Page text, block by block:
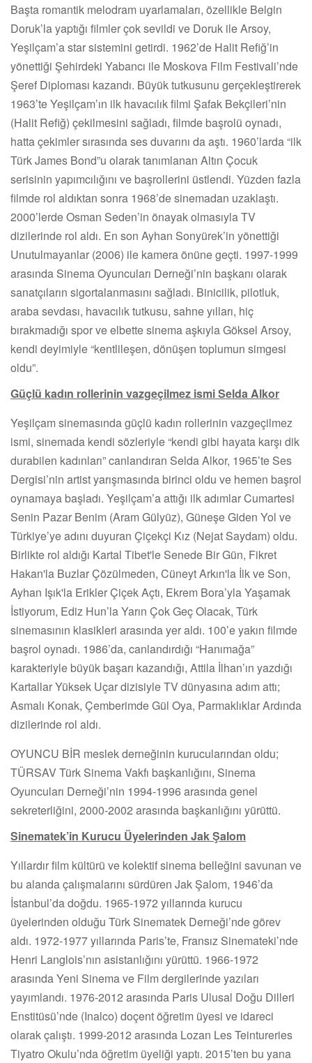
Başta romantik melodram uyarlamaları, özellikle Belgin
Doruk’la yaptığı filmler çok sevildi ve Doruk ile Arsoy,
Yeşilçam’a star sistemini getirdi. 1962’de Halit Refiğ’in
yönettiği Şehirdeki Yabancı ile Moskova Film Festivali’nde
Şeref Diploması kazandı. Büyük tutkusunu gerçekleştirerek
1963’te Yeşilçam’ın ilk havacılık filmi Şafak Bekçileri’nin
(Halit Refiğ) çekilmesini sağladı, filmde başrolü oynadı,
hatta çekimler sırasında ses duvarını da aştı. 1960’larda “ilk
Türk James Bond”u olarak tanımlanan Altın Çocuk
serisinin yapımcılığını ve başrollerini üstlendi. Yüzden fazla
filmde rol aldıktan sonra 1968’de sinemadan uzaklaştı.
2000’lerde Osman Seden’in önayak olmasıyla TV
dizilerinde rol aldı. En son Ayhan Sonyürek’in yönettiği
Unutulmayanlar (2006) ile kamera önüne geçti. 1997-1999
arasında Sinema Oyuncuları Derneği’nin başkanı olarak
sanatçıların sigortalanmasını sağladı. Binicilik, pilotluk,
araba sevdası, havacılık tutkusu, sahne yılları, hiç
bırakmadığı spor ve elbette sinema aşkıyla Göksel Arsoy,
kendi deyimiyle “kentlileşen, dönüşen toplumun simgesi
oldu”.
Güçlü kadın rollerinin vazgeçilmez ismi Selda Alkor
Yeşilçam sinemasında güçlü kadın rollerinin vazgeçilmez
ismi, sinemada kendi sözleriyle “kendi gibi hayata karşı dik
durabilen kadınları” canlandıran Selda Alkor, 1965’te Ses
Dergisi’nin artist yarışmasında birinci oldu ve hemen başrol
oynamaya başladı. Yeşilçam’a attığı ilk adımlar Cumartesi
Senin Pazar Benim (Aram Gülyüz), Güneşe Giden Yol ve
Türkiye’ye adını duyuran Çiçekçi Kız (Nejat Saydam) oldu.
Birlikte rol aldığı Kartal Tibet'le Senede Bir Gün, Fikret
Hakan'la Buzlar Çözülmeden, Cüneyt Arkın'la İlk ve Son,
Ayhan Işık'la Erikler Çiçek Açtı, Ekrem Bora’yla Yaşamak
İstiyorum, Ediz Hun’la Yarın Çok Geç Olacak, Türk
sinemasının klasikleri arasında yer aldı. 100’e yakın filmde
başrol oynadı. 1986’da, canlandırdığı “Hanımağa”
karakteriyle büyük başarı kazandığı, Attila İlhan’ın yazdığı
Kartallar Yüksek Uçar dizisiyle TV dünyasına adım attı;
Asmalı Konak, Çemberimde Gül Oya, Parmaklıklar Ardında
dizilerinde rol aldı.
OYUNCU BİR meslek derneğinin kurucularından oldu;
TÜRSAV Türk Sinema Vakfı başkanlığını, Sinema
Oyuncuları Derneği’nin 1994-1996 arasında genel
sekreterliğini, 2000-2002 arasında başkanlığını yürüttü.
Sinematek’in Kurucu Üyelerinden Jak Şalom
Yıllardır film kültürü ve kolektif sinema belleğini savunan ve
bu alanda çalışmalarını sürdüren Jak Şalom, 1946’da
İstanbul’da doğdu. 1965-1972 yıllarında kurucu
üyelerinden olduğu Türk Sinematek Derneği’nde görev
aldı. 1972-1977 yıllarında Paris’te, Fransız Sinemateki’nde
Henri Langlois’nın asistanlığını yürüttü. 1966-1972
arasında Yeni Sinema ve Film dergilerinde yazıları
yayımlandı. 1976-2012 arasında Paris Ulusal Doğu Dilleri
Enstitüsü’nde (Inalco) doçent öğretim üyesi ve idareci
olarak çalıştı. 1999-2012 arasında Lozan Les Teintureries
Tiyatro Okulu’nda öğretim üyeliği yaptı. 2015’ten bu yana